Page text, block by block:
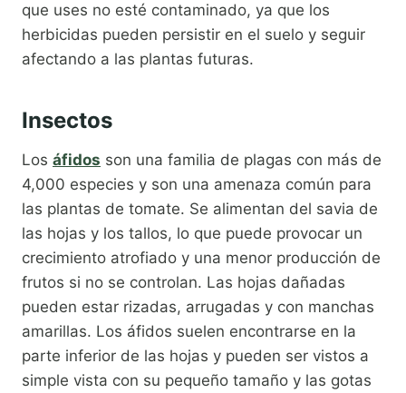
que uses no esté contaminado, ya que los
herbicidas pueden persistir en el suelo y seguir
afectando a las plantas futuras.
Insectos
Los áfidos son una familia de plagas con más de
4,000 especies y son una amenaza común para
las plantas de tomate. Se alimentan del savia de
las hojas y los tallos, lo que puede provocar un
crecimiento atrofiado y una menor producción de
frutos si no se controlan. Las hojas dañadas
pueden estar rizadas, arrugadas y con manchas
amarillas. Los áfidos suelen encontrarse en la
parte inferior de las hojas y pueden ser vistos a
simple vista con su pequeño tamaño y las gotas